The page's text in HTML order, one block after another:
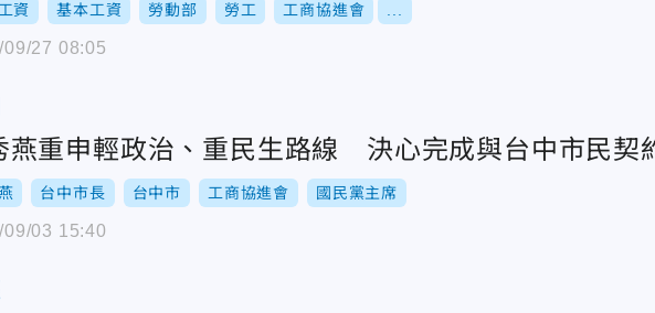
資 基本工資 勞動部 勞工 工商協進會
09/27 08:05
燕重申輕政治、重民生路線 決心完成與台中市民契
台中市長 台中市 工商協進會 國民黨主席
09/03 15:40